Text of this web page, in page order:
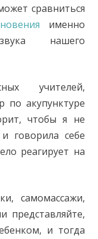
сравниться
именно
нашего
учителей,
по акупунктуре
чтобы я не
говорила себе
реагирует на
самомассажи,
представляйте,
и тогда